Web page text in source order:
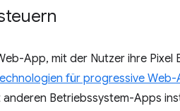
App, mit der Nutzer ihre Pixel
für progressive Web-
Betriebssystem-Apps